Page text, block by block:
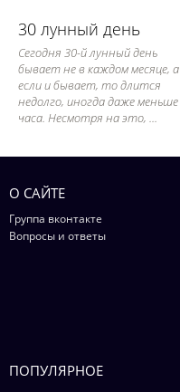
30 лунный день
Сегодня 30-й лунный день
бывает не в каждом месяце, а
если и бывает, то длится
недолго, иногда даже меньше
часа. Несмотря на это, ...
О САЙТЕ
Группа вконтакте
Вопросы и ответы
ПОПУЛЯРНОЕ